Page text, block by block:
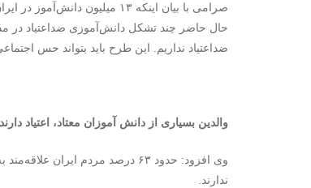
صرامی با بیان اینکه ۱۳
حال حاضر چند تشکل دانش‌آموزی ضداعتیاد
ضداعتیاد نداریم. این طرح باید بتواند حس
والدین بسیاری از دانش آموزان معتاد، اعتیاد دارند
وی افزود: حدود ۶۳ درصد مردم
ندارند.